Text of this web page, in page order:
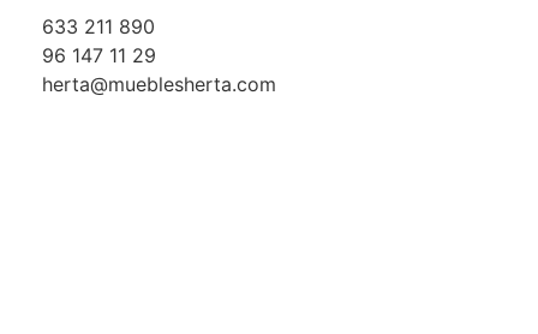
633 211 890
96 147 11 29
herta@mueblesherta.com